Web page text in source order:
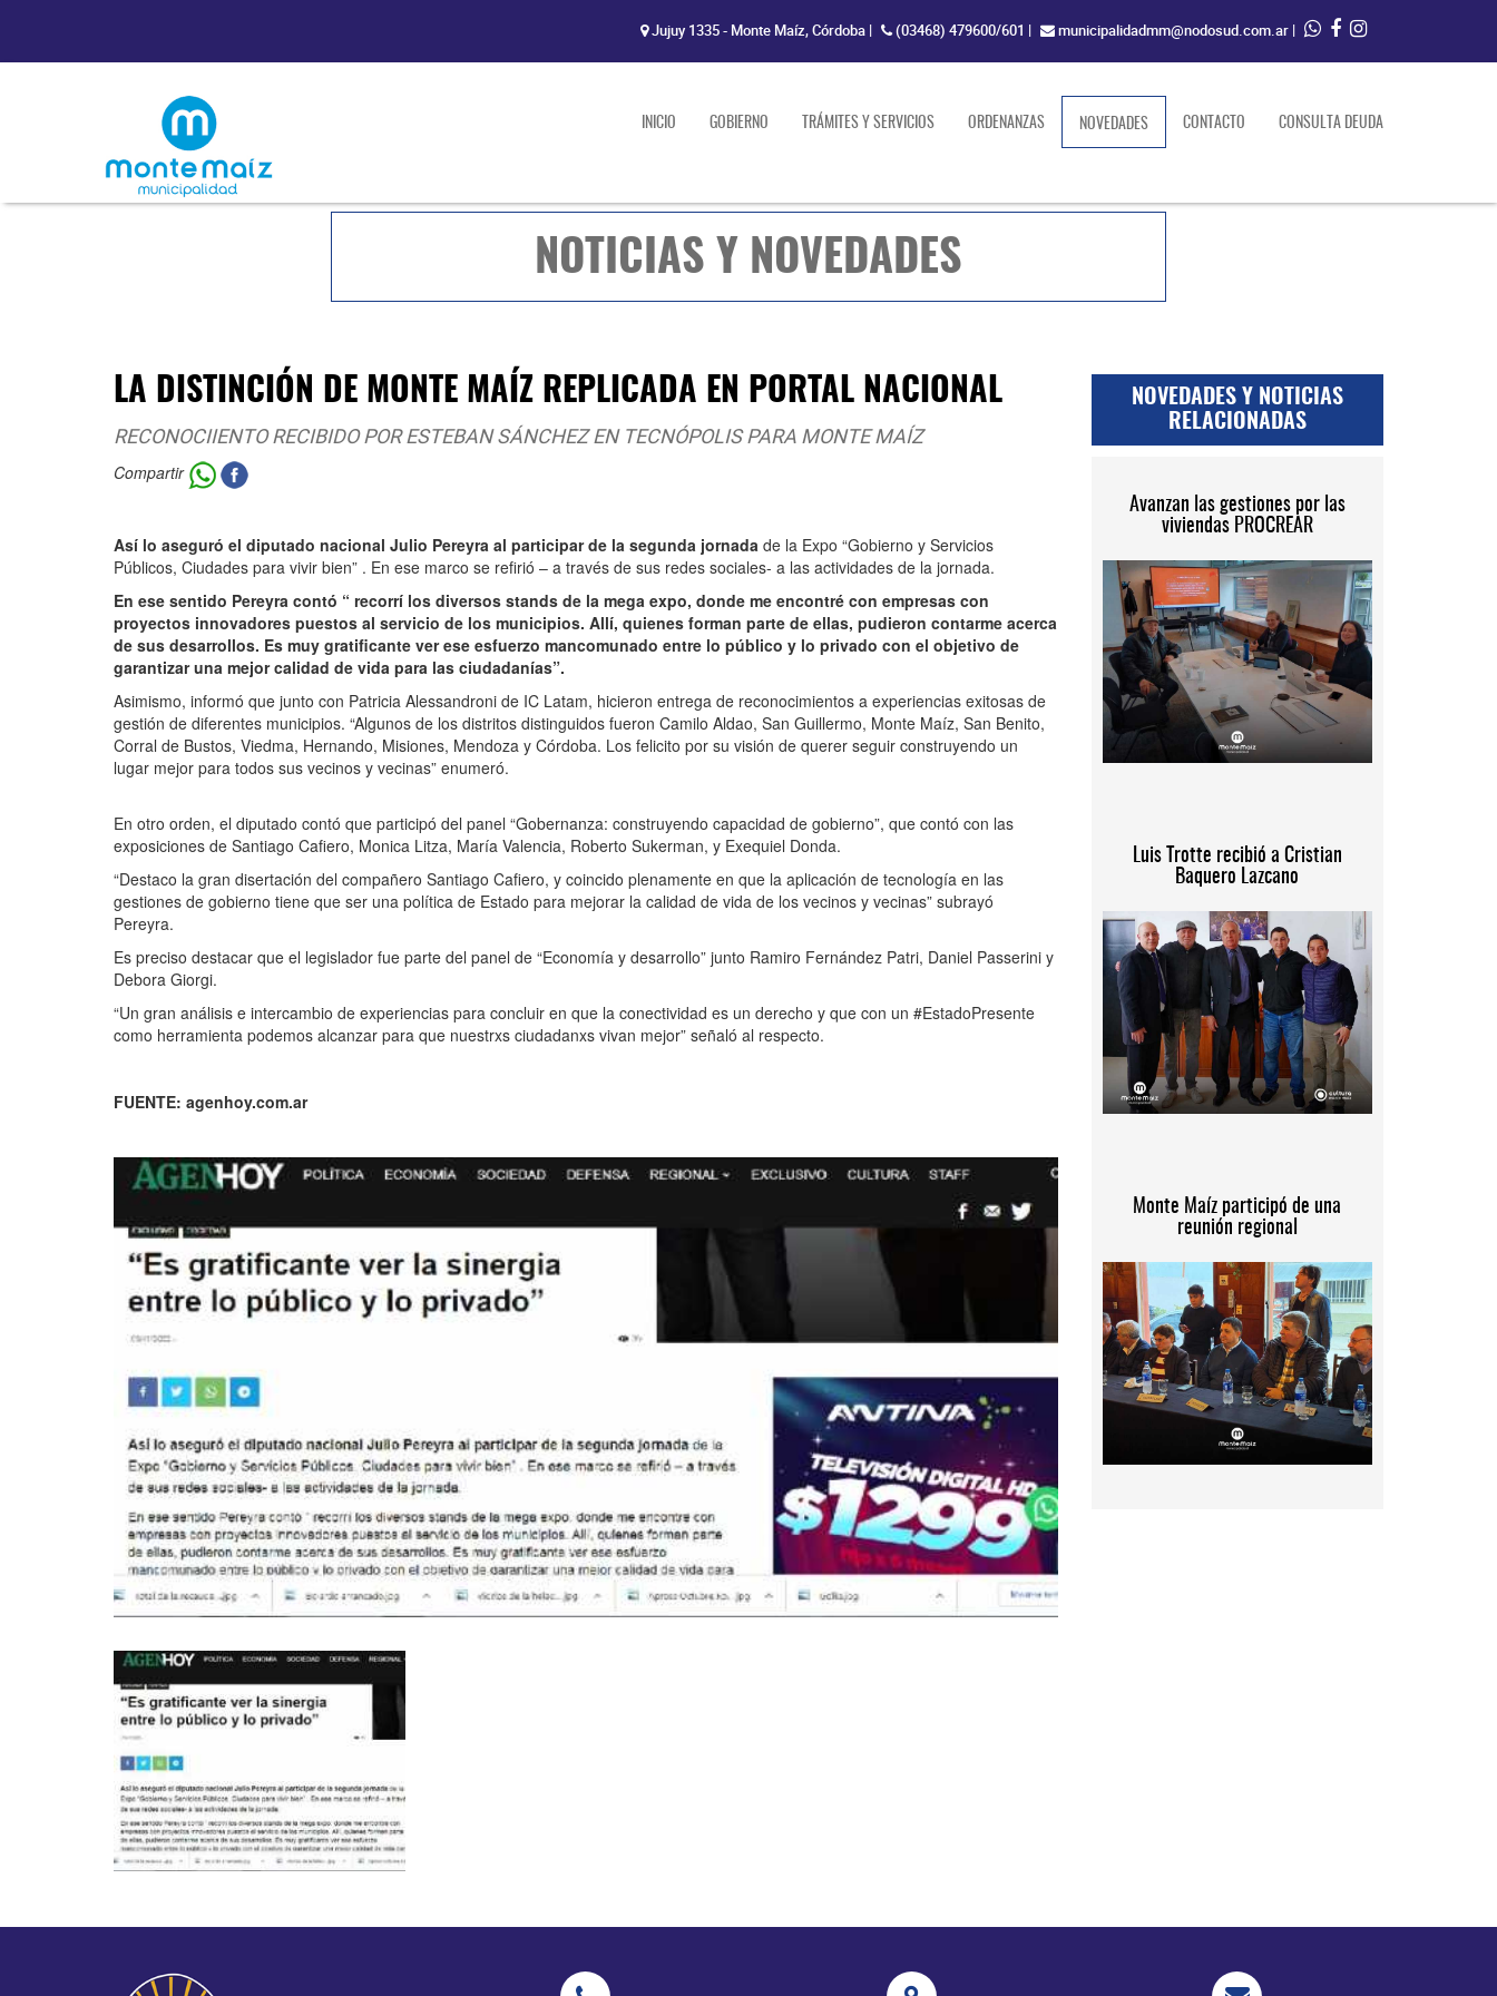
Jujuy 1335 - Monte Maíz, Córdoba | (03468) 479600/601 | municipalidadmm@nodosud.com.ar |
INICIO GOBIERNO TRÁMITES Y SERVICIOS ORDENANZAS NOVEDADES(current)CONTACTO CONSULTA DEUDA
NOTICIAS Y NOVEDADES
LA DISTINCIÓN DE MONTE MAÍZ REPLICADA EN PORTAL NACIONAL
RECONOCIIENTO RECIBIDO POR ESTEBAN SÁNCHEZ EN TECNÓPOLIS PARA MONTE MAÍZ
Compartir
Así lo aseguró el diputado nacional Julio Pereyra al participar de la segunda jornada de la Expo “Gobierno y Servicios
Públicos, Ciudades para vivir bien” . En ese marco se refirió – a través de sus redes sociales- a las actividades de la jornada.
En ese sentido Pereyra contó “ recorrí los diversos stands de la mega expo, donde me encontré con empresas con
proyectos innovadores puestos al servicio de los municipios. Allí, quienes forman parte de ellas, pudieron contarme acerca
de sus desarrollos. Es muy gratificante ver ese esfuerzo mancomunado entre lo público y lo privado con el objetivo de
garantizar una mejor calidad de vida para las ciudadanías”.
Asimismo, informó que junto con Patricia Alessandroni de IC Latam, hicieron entrega de reconocimientos a experiencias exitosas de
gestión de diferentes municipios. “Algunos de los distritos distinguidos fueron Camilo Aldao, San Guillermo, Monte Maíz, San Benito,
Corral de Bustos, Viedma, Hernando, Misiones, Mendoza y Córdoba. Los felicito por su visión de querer seguir construyendo un
lugar mejor para todos sus vecinos y vecinas” enumeró.
En otro orden, el diputado contó que participó del panel “Gobernanza: construyendo capacidad de gobierno”, que contó con las
exposiciones de Santiago Cafiero, Monica Litza, María Valencia, Roberto Sukerman, y Exequiel Donda.
“Destaco la gran disertación del compañero Santiago Cafiero, y coincido plenamente en que la aplicación de tecnología en las
gestiones de gobierno tiene que ser una política de Estado para mejorar la calidad de vida de los vecinos y vecinas” subrayó
Pereyra.
Es preciso destacar que el legislador fue parte del panel de “Economía y desarrollo” junto Ramiro Fernández Patri, Daniel Passerini y
Debora Giorgi.
“Un gran análisis e intercambio de experiencias para concluir en que la conectividad es un derecho y que con un #EstadoPresente
como herramienta podemos alcanzar para que nuestrxs ciudadanxs vivan mejor” señaló al respecto.
FUENTE: agenhoy.com.ar
NOVEDADES Y NOTICIAS
RELACIONADAS
Avanzan las gestiones por las
viviendas PROCREAR
Luis Trotte recibió a Cristian
Baquero Lazcano
Monte Maíz participó de una
reunión regional